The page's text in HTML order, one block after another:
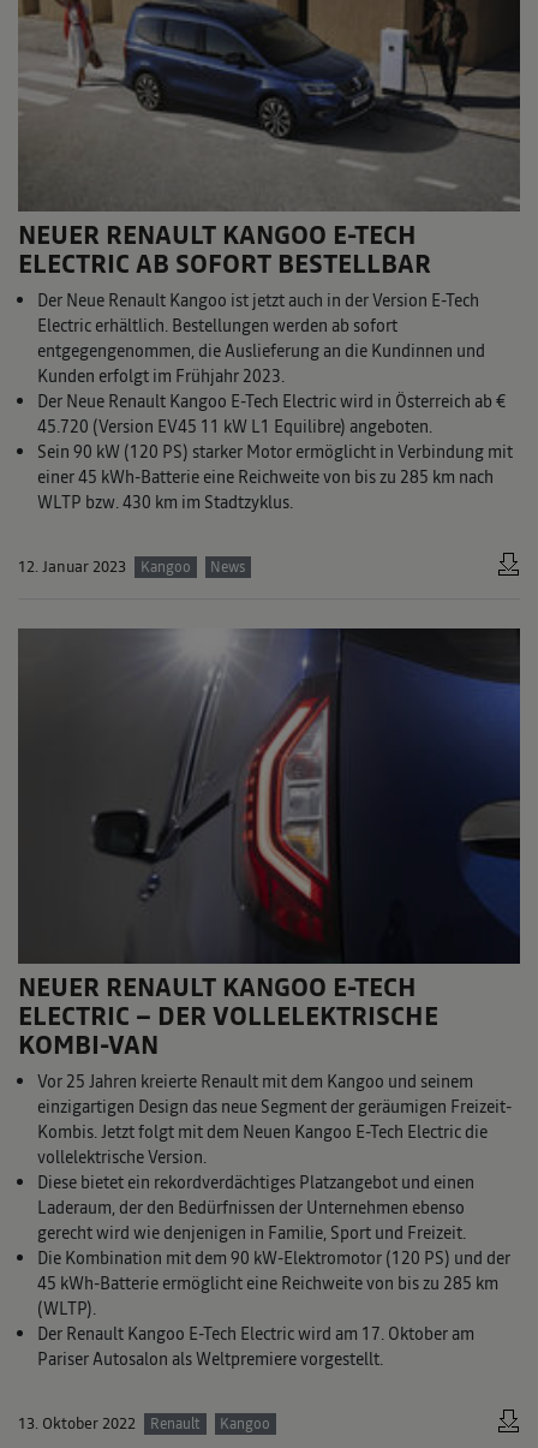
NEUER RENAULT KANGOO E-TECH
ELECTRIC AB SOFORT BESTELLBAR
Der Neue Renault Kangoo ist jetzt auch in der Version E-Tech
Electric erhältlich. Bestellungen werden ab sofort
entgegengenommen, die Auslieferung an die Kundinnen und
Kunden erfolgt im Frühjahr 2023.
Der Neue Renault Kangoo E-Tech Electric wird in Österreich ab €
45.720 (Version EV45 11 kW L1 Equilibre) angeboten.
Sein 90 kW (120 PS) starker Motor ermöglicht in Verbindung mit
einer 45 kWh-Batterie eine Reichweite von bis zu 285 km nach
WLTP bzw. 430 km im Stadtzyklus.
12. Januar 2023 Kangoo News
NEUER RENAULT KANGOO E-TECH
ELECTRIC – DER VOLLELEKTRISCHE
KOMBI-VAN
Vor 25 Jahren kreierte Renault mit dem Kangoo und seinem
einzigartigen Design das neue Segment der geräumigen Freizeit-
Kombis. Jetzt folgt mit dem Neuen Kangoo E-Tech Electric die
vollelektrische Version.
Diese bietet ein rekordverdächtiges Platzangebot und einen
Laderaum, der den Bedürfnissen der Unternehmen ebenso
gerecht wird wie denjenigen in Familie, Sport und Freizeit.
Die Kombination mit dem 90 kW-Elektromotor (120 PS) und der
45 kWh-Batterie ermöglicht eine Reichweite von bis zu 285 km
(WLTP).
Der Renault Kangoo E-Tech Electric wird am 17. Oktober am
Pariser Autosalon als Weltpremiere vorgestellt.
13. Oktober 2022 Renault Kangoo